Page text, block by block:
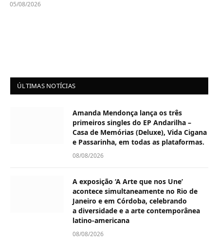
05/08/2026
ÚLTIMAS NOTÍCIAS
Amanda Mendonça lança os três
primeiros singles do EP Andarilha –
Casa de Memórias (Deluxe), Vida Cigana
e Passarinha, em todas as plataformas.
08/08/2026
A exposição ‘A Arte que nos Une’
acontece simultaneamente no Rio de
Janeiro e em Córdoba, celebrando
a diversidade e a arte contemporânea
latino-americana
08/08/2026